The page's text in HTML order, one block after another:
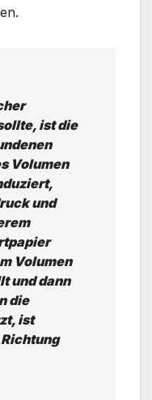
ist die
Volumen
und
Volumen
und dann
die
ist